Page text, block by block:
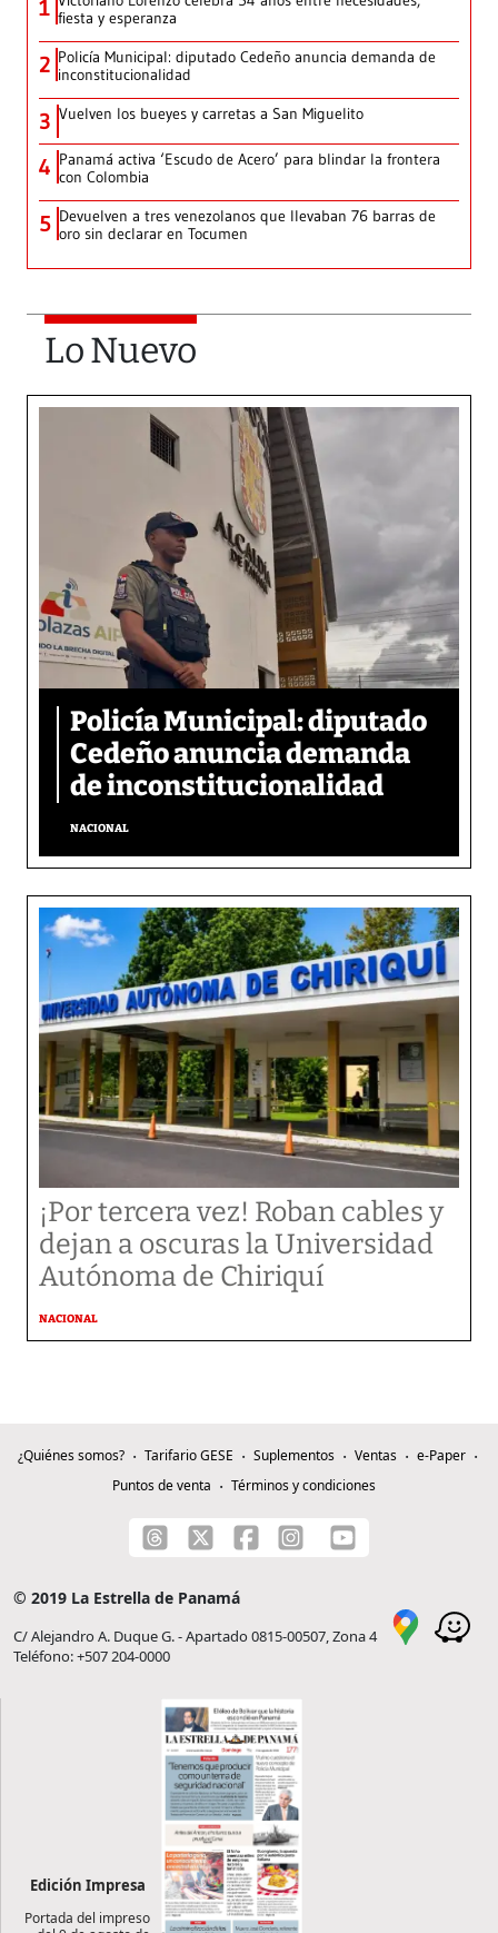
1 fiesta y esperanza
2 Policía Municipal: diputado Cedeño anuncia demanda de
inconstitucionalidad
3 Vuelven los bueyes y carretas a San Miguelito
4 Panamá activa ‘Escudo de Acero’ para blindar la frontera
con Colombia
5 Devuelven a tres venezolanos que llevaban 76 barras de
oro sin declarar en Tocumen
Lo Nuevo
Policía Municipal: diputado
Cedeño anuncia demanda
de inconstitucionalidad
NACIONAL
¡Por tercera vez! Roban cables y
dejan a oscuras la Universidad
Autónoma de Chiriquí
NACIONAL
¿Quiénes somos? Tarifario GESE Suplementos Ventas
e-Paper
Puntos de venta
Términos y condiciones
© 2019 La Estrella de Panamá
C/ Alejandro A. Duque G. - Apartado 0815-00507, Zona 4
Teléfono: +507 204-0000
Edición Impresa
Portada del impreso